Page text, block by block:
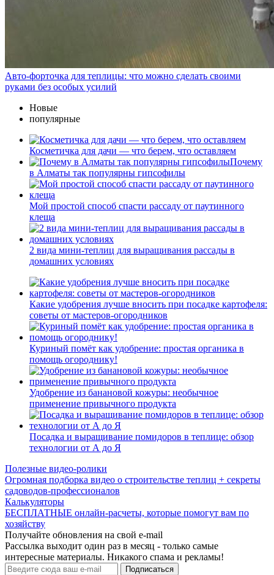
Авто-форточка для теплицы: что можно сделать своими
руками без особых усилий
Новые
популярные
Косметичка для дачи — что берем, что оставляем
Почему
в Алматы так популярны гипсофилы
Мой простой способ спасти рассаду от паутинного
клеща
2 вида мини-теплиц для выращивания рассады в
домашних условиях
Какие удобрения лучше вносить при посадке картофеля:
советы от мастеров-огородников
Куриный помёт как удобрение: простая органика в
помощь огороднику!
Удобрение из банановой кожуры: необычное
применение привычного продукта
Посадка и выращивание помидоров в теплице: обзор
технологии от А до Я
Полезные видео-ролики
Огромная подборка видео о строительстве теплиц + секреты
садоводов-профессионалов
Калькуляторы
БЕСПЛАТНЫЕ онлайн-расчеты, которые помогут вам по
хозяйству
Получайте обновления на свой e-mail
Рассылка выходит один раз в месяц - только самые
интересные материалы. Никакого спама и рекламы!